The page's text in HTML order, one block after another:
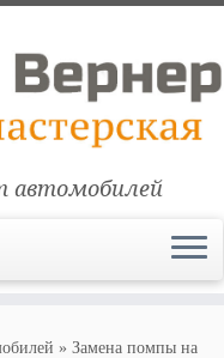
автомобилей
» Замена помпы на